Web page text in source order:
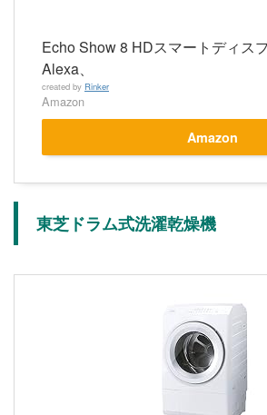
Echo Show 8 HDスマートディス
Alexa、
created by Rinker
Amazon
Amazon
東芝ドラム式洗濯乾燥機